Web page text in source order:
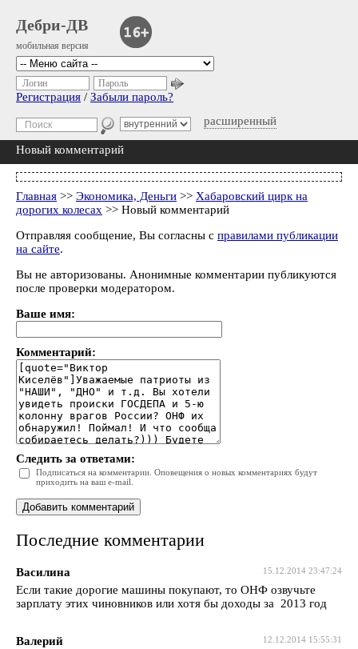
Дебри-ДВ
мобильная версия
расширенный
Логин Пароль
Регистрация / Забыли пароль?
Новый комментарий
Главная >> Экономика, Деньги >> Хабаровский цирк на
дорогих колесах >> Новый комментарий
Отправляя сообщение, Вы согласны с правилами публикации
на сайте.
Вы не авторизованы. Анонимные комментарии публикуются
после проверки модератором.
Ваше имя:
Комментарий:
Следить за ответами:
Подписаться на комментарии. Оповещения о новых комментариях будут
приходить на ваш e-mail.
Последние комментарии
15.12.2014 23:47:24
Василина
Если такие дорогие машины покупают, то ОНФ озвучьте
зарплату этих чиновников или хотя бы доходы за 2013 год
12.12.2014 15:55:31
Валерий